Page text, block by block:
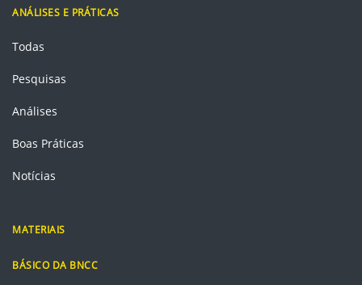
ANÁLISES E PRÁTICAS
Todas
Pesquisas
Análises
Boas Práticas
Notícias
MATERIAIS
BÁSICO DA BNCC